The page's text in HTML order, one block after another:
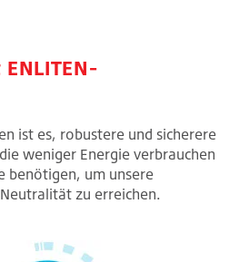
ist es, robustere und sicherere
weniger Energie verbrauchen
benötigen, um unsere
zu erreichen.